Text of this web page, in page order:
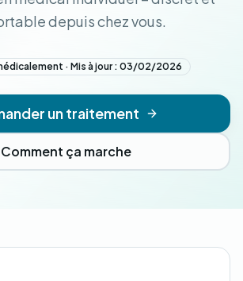
depuis chez vous.
· Mis à jour : 03/02/2026
un traitement
Comment ça marche